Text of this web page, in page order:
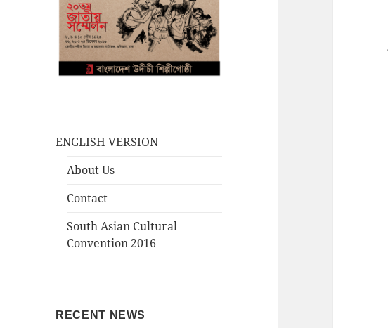
ENGLISH VERSION
About Us
Contact
South Asian Cultural
Convention 2016
RECENT NEWS